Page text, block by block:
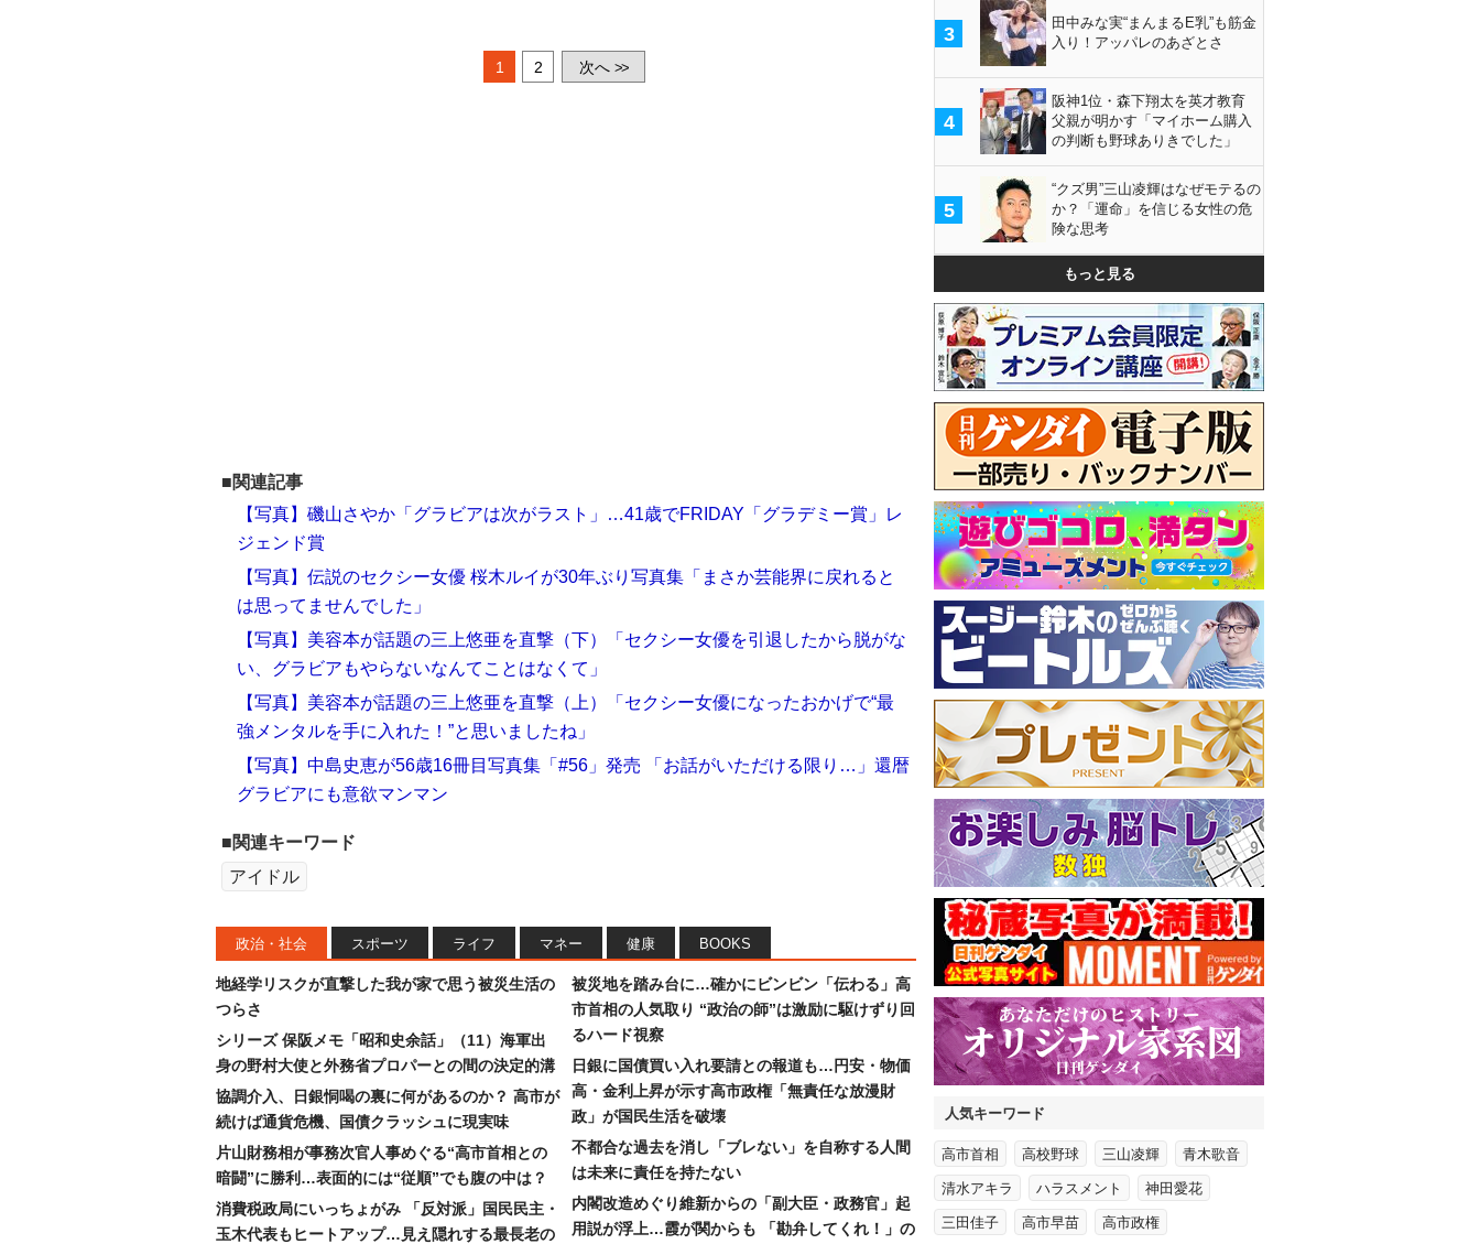
1 2 次へ >>
■関連記事
【写真】磯山さやか「グラビアは次がラスト」…41歳でFRIDAY「グラデミー賞」レ
ジェンド賞
【写真】伝説のセクシー女優 桜木ルイが30年ぶり写真集「まさか芸能界に戻れると
は思ってませんでした」
【写真】美容本が話題の三上悠亜を直撃（下）「セクシー女優を引退したから脱がな
い、グラビアもやらないなんてことはなくて」
【写真】美容本が話題の三上悠亜を直撃（上）「セクシー女優になったおかげで“最
強メンタルを手に入れた！”と思いましたね」
【写真】中島史恵が56歳16冊目写真集「#56」発売 「お話がいただける限り…」還暦
グラビアにも意欲マンマン
■関連キーワード
アイドル
政治・社会 スポーツ ライフ マネー 健康 BOOKS
地経学リスクが直撃した我が家で思う被災生活の
つらさ
シリーズ 保阪メモ「昭和史余話」（11）海軍出
身の野村大使と外務省プロパーとの間の決定的溝
協調介入、日銀恫喝の裏に何があるのか？ 高市が
続けば通貨危機、国債クラッシュに現実味
片山財務相が事務次官人事めぐる“高市首相との
暗闘”に勝利…表面的には“従順”でも腹の中は？
消費税政局にいっちょがみ 「反対派」国民民主・
玉木代表もヒートアップ…見え隠れする最長老の
被災地を踏み台に…確かにビンビン「伝わる」高
市首相の人気取り “政治の師”は激励に駆けずり回
るハード視察
日銀に国債買い入れ要請との報道も…円安・物価
高・金利上昇が示す高市政権「無責任な放漫財
政」が国民生活を破壊
不都合な過去を消し「ブレない」を自称する人間
は未来に責任を持たない
内閣改造めぐり維新からの「副大臣・政務官」起
用説が浮上…霞が関からも 「勘弁してくれ！」の
3
田中みな実“まんまるE乳”も筋金
入り！アッパレのあざとさ
4
阪神1位・森下翔太を英才教育
父親が明かす「マイホーム購入
の判断も野球ありきでした」
5
“クズ男”三山凌輝はなぜモテるの
か？「運命」を信じる女性の危
険な思考
もっと見る
人気キーワード
高市首相 高校野球 三山凌輝 青木歌音
清水アキラ ハラスメント 神田愛花
三田佳子 高市早苗 高市政権